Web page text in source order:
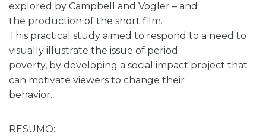
explored by Campbell and Vogler – and
the production of the short film.
This practical study aimed to respond to a need to
visually illustrate the issue of period
poverty, by developing a social impact project that
can motivate viewers to change their
behavior.
RESUMO: